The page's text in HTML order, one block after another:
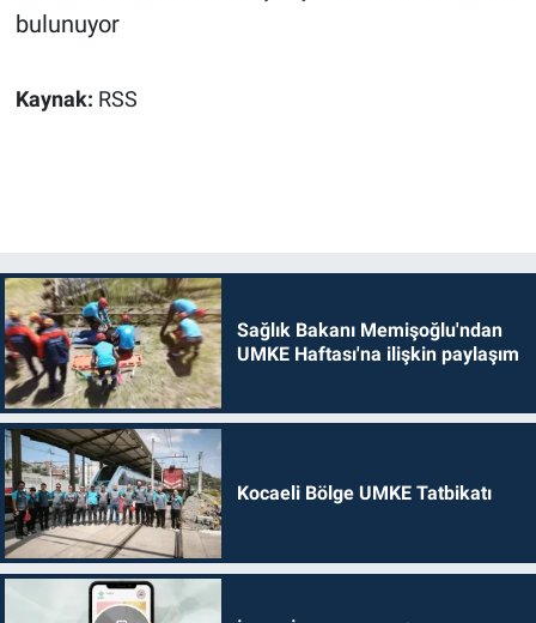
bulunuyor
Kaynak: RSS
Sağlık Bakanı Memişoğlu'ndan
UMKE Haftası'na ilişkin paylaşım
Kocaeli Bölge UMKE Tatbikatı